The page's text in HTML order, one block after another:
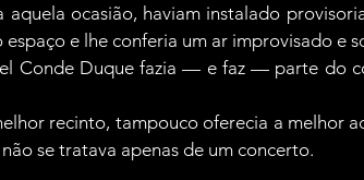
aquela ocasião, haviam instalado
espaço e lhe conferia um ar improvisado e
Conde Duque fazia — e faz — parte do
recinto, tampouco oferecia a melhor
se tratava apenas de um concerto.